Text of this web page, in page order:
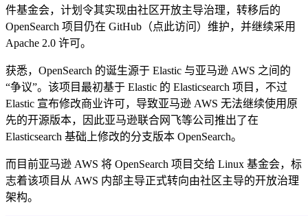
件基金会，计划令其实现由社区开放主导治理，转移后的
OpenSearch 项目仍在 GitHub（点此访问）维护，并继续采用
Apache 2.0 许可。
获悉，OpenSearch 的诞生源于 Elastic 与亚马逊 AWS 之间的
“争议”。该项目最初基于 Elastic 的 Elasticsearch 项目，不过
Elastic 宣布修改商业许可，导致亚马逊 AWS 无法继续使用原
先的开源版本，因此亚马逊联合网飞等公司推出了在
Elasticsearch 基础上修改的分支版本 OpenSearch。
而目前亚马逊 AWS 将 OpenSearch 项目交给 Linux 基金会，标
志着该项目从 AWS 内部主导正式转向由社区主导的开放治理
架构。